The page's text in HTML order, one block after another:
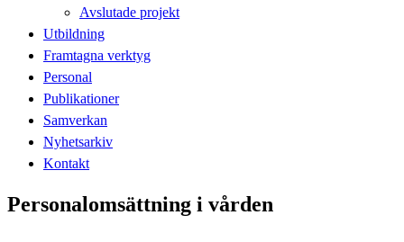
Avslutade projekt
Utbildning
Framtagna verktyg
Personal
Publikationer
Samverkan
Nyhetsarkiv
Kontakt
Personalomsättning i vården